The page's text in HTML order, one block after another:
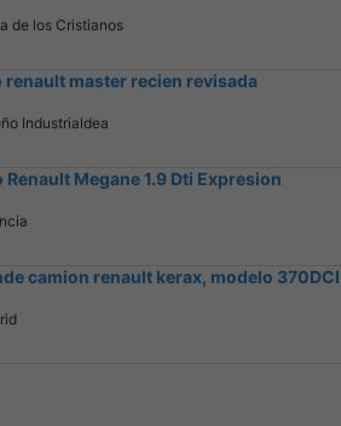
de los Cristianos
renault master recien revisada
Industrialdea
Renault Megane 1.9 Dti Expresion
camion renault kerax, modelo 370DCI